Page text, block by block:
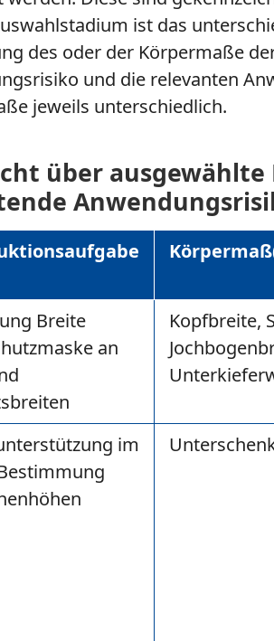
ist das
des oder der Körpermaße
und die relevanten
jeweils unterschiedlich.
über
Breite
an
Kopfbreite,
im